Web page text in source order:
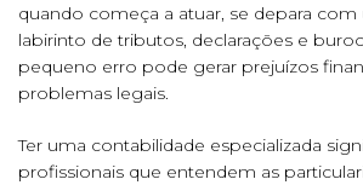
quando começa a atuar, se depara
labirinto de tributos, declarações e
pequeno erro pode gerar prejuízos
problemas legais.
Ter uma contabilidade especializada
profissionais que entendem as